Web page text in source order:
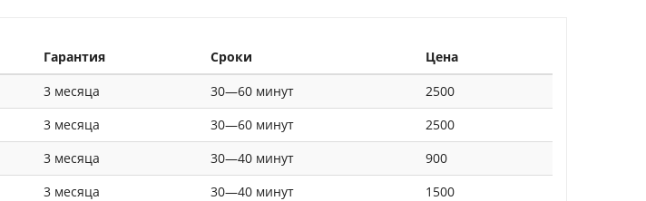
Гарантия Сроки
Цена
3 месяца 30—60 минут
2500
3 месяца 30—60 минут
2500
3 месяца 30—40 минут
900
3 месяца 30—40 минут
1500